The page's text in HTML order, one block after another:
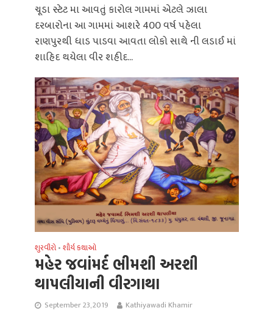
ચૂડા સ્ટેટ મા આવતું કારોલ ગામમાં એટલે ઝાલા
દરબારોના આ ગામમાં આશરે 400 વર્ષ પહેલા
રાણપુરથી ધાડ પાડવા આવતા લોકો સાથે ની લડાઈ માં
શાહિદ થયેલા વીર શહીદ...
શુરવીરો • શૌર્ય કથાઓ
મહેર જવાંમર્દ ભીમશી અરશી
થાપલીયાની વીરગાથા
September 23, 2019 Kathiyawadi Khamir